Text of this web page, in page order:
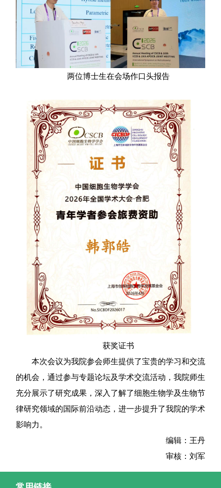
两位博士生在会场作口头报告
获奖证书
本次会议为我院参会师生提供了宝贵的学习和交流
的机会，通过参与专题论坛及学术交流活动，我院师生
充分展示了研究成果，深入了解了细胞生物学及生物节
律研究领域的国际前沿动态，进一步提升了我院的学术
影响力。
编辑：王丹
审核：刘军